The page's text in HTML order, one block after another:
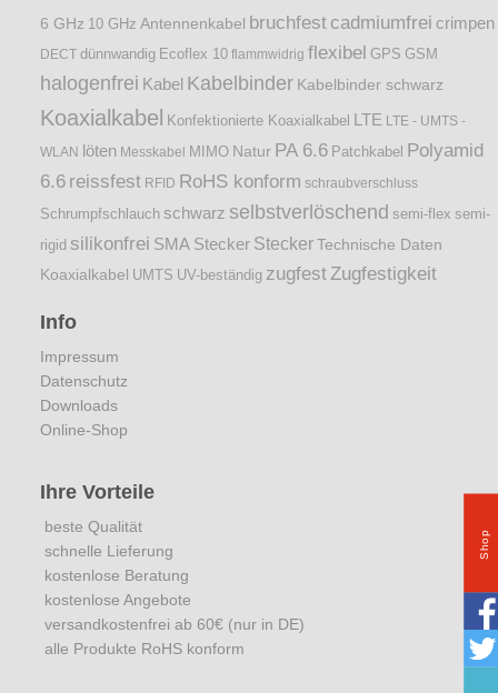
6 GHz 10 GHz Antennenkabel bruchfest cadmiumfrei crimpen
DECT dünnwandig Ecoflex 10 flammwidrig flexibel GPS GSM
halogenfrei Kabel Kabelbinder Kabelbinder schwarz
Koaxialkabel Konfektionierte Koaxialkabel LTE LTE - UMTS -
WLAN löten Messkabel MIMO Natur PA 6.6 Patchkabel Polyamid
6.6 reissfest RFID RoHS konform schraubverschluss
Schrumpfschlauch schwarz selbstverlöschend semi-flex semi-
rigid silikonfrei SMA Stecker Stecker Technische Daten
Koaxialkabel UMTS UV-beständig zugfest Zugfestigkeit
Info
Impressum
Datenschutz
Downloads
Online-Shop
Ihre Vorteile
beste Qualität
schnelle Lieferung
kostenlose Beratung
kostenlose Angebote
versandkostenfrei ab 60€ (nur in DE)
alle Produkte RoHS konform
Shop